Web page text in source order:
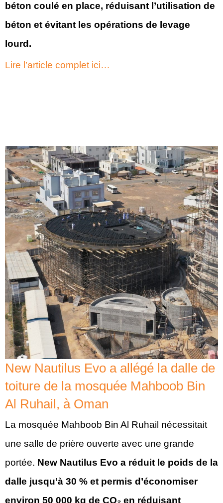
béton coulé en place, réduisant l’utilisation de
béton et évitant les opérations de levage
lourd.
Lire l’article complet ici…
New Nautilus Evo a allégé la dalle de
toiture de la mosquée Mahboob Bin
Al Ruhail, à Oman
La mosquée Mahboob Bin Al Ruhail nécessitait
une salle de prière ouverte avec une grande
portée. New Nautilus Evo a réduit le poids de la
dalle jusqu’à 30 % et permis d’économiser
environ 50 000 kg de CO₂ en réduisant